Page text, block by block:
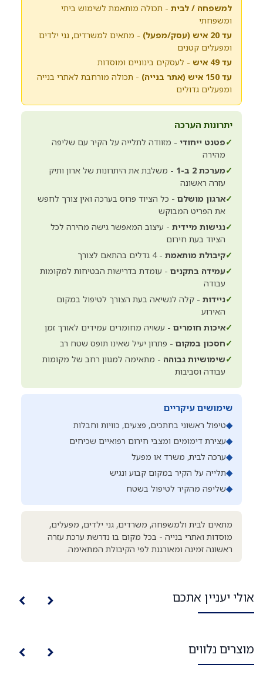
למשפחה / לבית- תכולה מותאמת לשימוש ביתי
ומשפחתי
עד 20 איש (עסק/מפעל)
- מתאים למשרדים, גני ילדים
ומפעלים קטנים
עד 49 איש
- לעסקים בינוניים ומוסדות
עד 150 איש (אתר בנייה)
- תכולה מורחבת לאתרי בנייה
ומפעלים גדולים
יתרונות הערכה
✓פטנט ייחודי - מזוודה לתלייה על הקיר עם שליפה
מהירה
✓מערכת 2 ב-1
- משלבת את היתרונות של ארון ותיק
עזרה ראשונה
✓ארגון מושלם- כל הציוד פרוס בערכה ואין צורך לחפש
את הפריט המבוקש
✓נגישות מיידית- עיצוב המאפשר גישה מהירה לכל
הציוד בעת חירום
✓קיבולת מותאמת- 4 גדלים בהתאם לצורך
✓עמידה בתקנים- עומדת בדרישות הבטיחות למקומות
עבודה
✓ניידות- קלה לנשיאה בעת הצורך לטיפול במקום
האירוע
✓איכות חומרים- עשויה מחומרים עמידים לאורך זמן
✓חסכון במקום- פתרון יעיל שאינו תופס שטח רב
✓שימושיות גבוהה - מתאימה למגוון רחב של מקומות
עבודה וסביבות
שימושים עיקריים
◆טיפול ראשוני בחתכים, פצעים, כוויות וחבלות
◆עצירת דימומים ומצבי חירום רפואיים שכיחים
◆ערכה לבית, משרד או מפעל
◆תלייה על הקיר במקום קבוע ונגיש
◆שליפה מהקיר לטיפול בשטח
מתאים לבית ולמשפחה, משרדים, גני ילדים, מפעלים,
מוסדות ואתרי בנייה - בכל מקום בו נדרשת ערכת עזרה
ראשונה זמינה ומאורגנת לפי הקיבולת המתאימה.
אולי יעניין אתכם
מוצרים נלווים